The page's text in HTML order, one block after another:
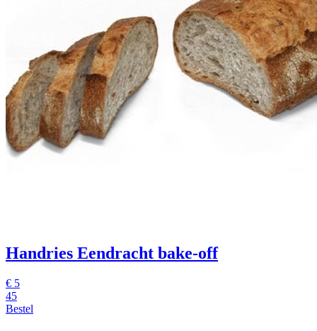
Handries Eendracht bake-off
€ 5
45
Bestel